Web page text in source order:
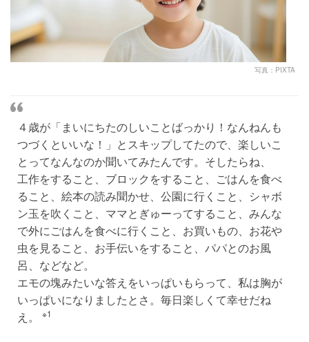
写真：PIXTA
４歳が「まいにちたのしいことばっかり！なんねんも
つづくといいな！」とスキップしてたので、楽しいこ
とってなんなのか聞いてみたんです。そしたらね、
工作をすること、ブロックをすること、ごはんを食べ
ること、絵本の読み聞かせ、公園に行くこと、シャボ
ン玉を吹くこと、ママとぎゅーってすること、みんな
で外にごはんを食べに行くこと、お買いもの、お花や
虫を見ること、お手伝いをすること、パパとのお風
呂、などなど。
エモの塊みたいな答えをいっぱいもらって、私は胸が
いっぱいになりましたとさ。毎日楽しくて幸せだね
え。
※1